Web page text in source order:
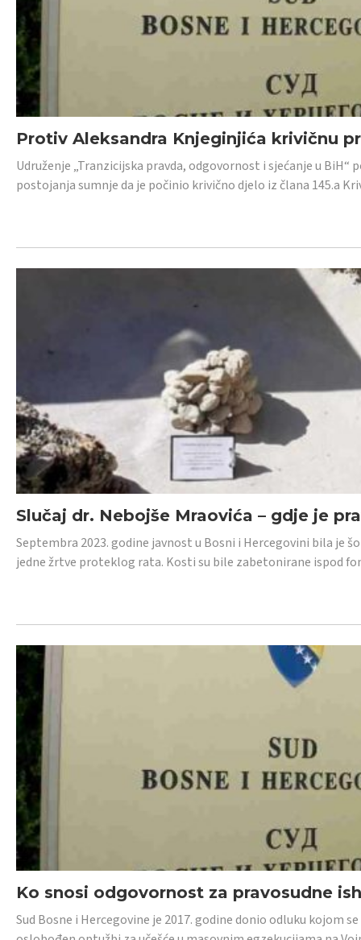
Protiv Aleksandra Knjeginjića krivičnu
Udruženje „Tranzicijska pravda, odgovornost i sjećanje u
postojanja sumnje da je počinio krivično djelo iz člana 145.a
Slučaj dr. Nebojše Mraovića – gdje je
Septembra 2023. godine javnost u Bosni i Hercegovini bila je
jedne žrtve proteklog rata. Kosti su bile zabetonirane ispod
Ko snosi odgovornost za pravosudne
Sud Bosne i Hercegovine je 2017. godine donio odluku kojom